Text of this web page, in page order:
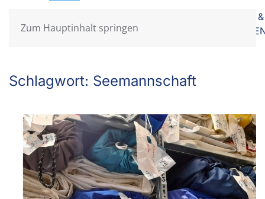
Zum Hauptinhalt springen
HOMEAKTUELLESSEGELPERSENNING
HAUS &
Schlagwort: Seemannschaft